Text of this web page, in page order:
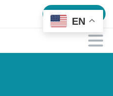
All products
EN